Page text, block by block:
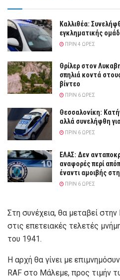
Καλλιθέα:
εγκληματικής
ΠΡΙΝ 4 ΏΡΕΣ
Θρίλερ στον
σπηλιά κοντά
βίντεο
ΠΡΙΝ 6 ΏΡΕΣ
Θεσσαλονίκη:
αλλά συνελήφθη
ΠΡΙΝ 6 ΏΡΕΣ
ΕΛΑΣ: Δεν
αναφορές περί
έναντι αμοιβής
ΠΡΙΝ 6 ΏΡΕΣ
Στη συνέχεια, θα μεταβεί
στις επετειακές τελετές
του 1941.
Η αρχή θα γίνει με
RAF στο Μάλεμε, προς τιμήν